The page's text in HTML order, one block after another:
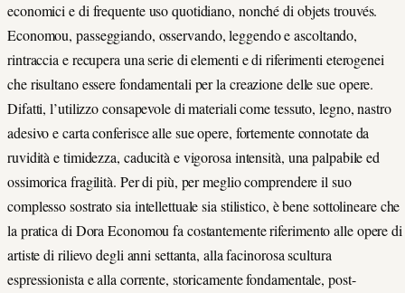
economici e di frequente uso quotidiano, nonché di objets trouvés.
Economou, passeggiando, osservando, leggendo e ascoltando,
rintraccia e recupera una serie di elementi e di riferimenti eterogenei
che risultano essere fondamentali per la creazione delle sue opere.
Difatti, l’utilizzo consapevole di materiali come tessuto, legno, nastro
adesivo e carta conferisce alle sue opere, fortemente connotate da
ruvidità e timidezza, caducità e vigorosa intensità, una palpabile ed
ossimorica fragilità. Per di più, per meglio comprendere il suo
complesso sostrato sia intellettuale sia stilistico, è bene sottolineare che
la pratica di Dora Economou fa costantemente riferimento alle opere di
artiste di rilievo degli anni settanta, alla facinorosa scultura
espressionista e alla corrente, storicamente fondamentale, post-